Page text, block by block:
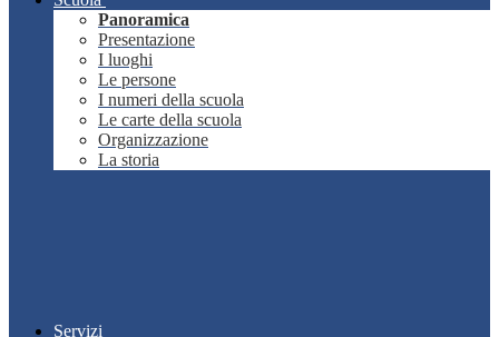
Panoramica
Presentazione
I luoghi
Le persone
I numeri della scuola
Le carte della scuola
Organizzazione
La storia
Servizi